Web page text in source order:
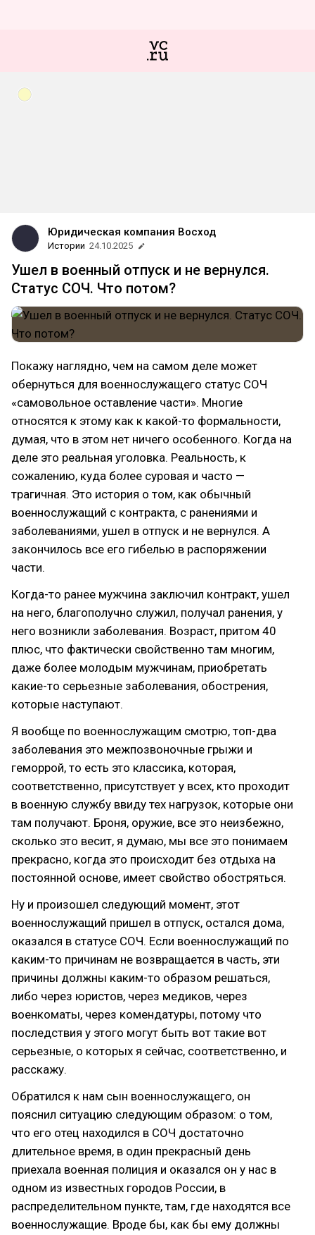
Юридическая компания Восход
Истории 24.10.2025
Ушел в военный отпуск и не вернулся.
Статус СОЧ. Что потом?
Покажу наглядно, чем на самом деле может
обернуться для военнослужащего статус СОЧ
«самовольное оставление части». Многие
относятся к этому как к какой-то формальности,
думая, что в этом нет ничего особенного. Когда на
деле это реальная уголовка. Реальность, к
сожалению, куда более суровая и часто —
трагичная. Это история о том, как обычный
военнослужащий с контракта, с ранениями и
заболеваниями, ушел в отпуск и не вернулся. А
закончилось все его гибелью в распоряжении
части.
Когда-то ранее мужчина заключил контракт, ушел
на него, благополучно служил, получал ранения, у
него возникли заболевания. Возраст, притом 40
плюс, что фактически свойственно там многим,
даже более молодым мужчинам, приобретать
какие-то серьезные заболевания, обострения,
которые наступают.
Я вообще по военнослужащим смотрю, топ-два
заболевания это межпозвоночные грыжи и
геморрой, то есть это классика, которая,
соответственно, присутствует у всех, кто проходит
в военную службу ввиду тех нагрузок, которые они
там получают. Броня, оружие, все это неизбежно,
сколько это весит, я думаю, мы все это понимаем
прекрасно, когда это происходит без отдыха на
постоянной основе, имеет свойство обостряться.
Ну и произошел следующий момент, этот
военнослужащий пришел в отпуск, остался дома,
оказался в статусе СОЧ. Если военнослужащий по
каким-то причинам не возвращается в часть, эти
причины должны каким-то образом решаться,
либо через юристов, через медиков, через
военкоматы, через комендатуры, потому что
последствия у этого могут быть вот такие вот
серьезные, о которых я сейчас, соответственно, и
расскажу.
Обратился к нам сын военнослужащего, он
пояснил ситуацию следующим образом: о том,
что его отец находился в СОЧ достаточно
длительное время, в один прекрасный день
приехала военная полиция и оказался он у нас в
одном из известных городов России, в
распределительном пункте, там, где находятся все
военнослужащие. Вроде бы, как бы ему должны